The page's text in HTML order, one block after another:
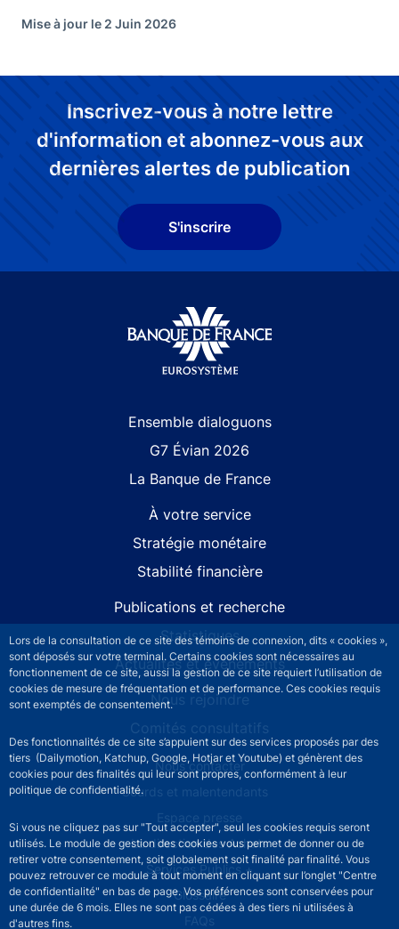
Lors de la consultation de ce site des témoins de connexion, dits « cookies »,
sont déposés sur votre terminal. Certains cookies sont nécessaires au
fonctionnement de ce site, aussi la gestion de ce site requiert l’utilisation de
cookies de mesure de fréquentation et de performance. Ces cookies requis
sont exemptés de consentement.
Des fonctionnalités de ce site s’appuient sur des services proposés par des
tiers (Dailymotion, Katchup, Google, Hotjar et Youtube) et génèrent des
cookies pour des finalités qui leur sont propres, conformément à leur
politique de confidentialité.
Si vous ne cliquez pas sur "Tout accepter", seul les cookies requis seront
utilisés. Le module de gestion des cookies vous permet de donner ou de
retirer votre consentement, soit globalement soit finalité par finalité. Vous
pouvez retrouver ce module à tout moment en cliquant sur l’onglet "Centre
de confidentialité" en bas de page. Vos préférences sont conservées pour
une durée de 6 mois. Elles ne sont pas cédées à des tiers ni utilisées à
d'autres fins.
Mise à jour le 2 Juin 2026
Inscrivez-vous à notre lettre
d'information et abonnez-vous aux
dernières alertes de publication
S'inscrire
Ensemble dialoguons
G7 Évian 2026
La Banque de France
À votre service
Stratégie monétaire
Stabilité financière
Publications et recherche
Statistiques
Actualités et événements
Nous rejoindre
Comités consultatifs
Footer secondary menuNous contacter
Sourds et malentendants
Espace presse
La direction des Achats
Services Publics +
Glossaire
FAQs